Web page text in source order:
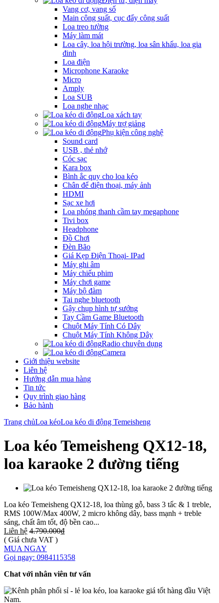
Vang cơ, vang số
Main công suất, cục đẩy công suất
Loa treo tường
Máy làm mát
Loa cây, loa hội trường, loa sân khấu, loa gia
đinh
Loa điện
Microphone Karaoke
Micro
Amply
Loa SUB
Loa nghe nhạc
Loa xách tay
Máy trợ giảng
Phụ kiện công nghệ
Sound card
USB , thẻ nhớ
Cóc sạc
Kara box
Bình ắc quy cho loa kéo
Chân để điện thoại, máy ảnh
HDMI
Sạc xe hơi
Loa phóng thanh cầm tay megaphone
Tivi box
Headphone
Đồ Chơi
Đèn Bão
Giá Kẹp Điện Thoại- IPad
Máy ghi âm
Máy chiếu phim
Máy chơi game
Máy bộ đàm
Tai nghe bluetooth
Gậy chụp hình tự sướng
Tay Cầm Game Bluetooth
Chuột Máy Tính Có Dây
Chuột Máy Tính Không Dây
Radio chuyên dụng
Camera
Giới thiệu website
Liên hệ
Hướng dẫn mua hàng
Tin tức
Quy trình giao hàng
Bảo hành
Trang chủLoa kéoLoa kéo di động Temeisheng
Loa kéo Temeisheng QX12-18,
loa karaoke 2 đường tiếng
Loa kéo Temeisheng QX12-18, loa thùng gỗ, bass 3 tấc & 1 treble,
RMS 100W/Max 400W, 2 micro không dây, bass mạnh + treble
sáng, chất âm tốt, độ bền cao...
Liên hệ 4.790.000₫
( Giá chưa VAT )
MUA NGAY
Gọi ngay: 0984115358
Chat với nhân viên tư vấn